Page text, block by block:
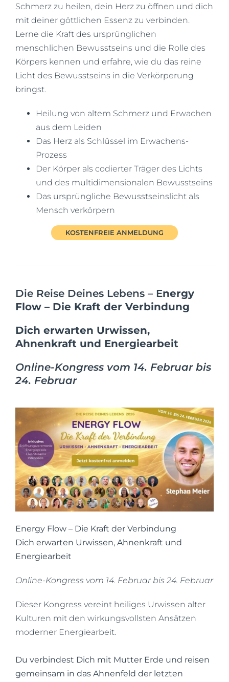
Schmerz zu heilen, dein Herz zu öffnen und dich
mit deiner göttlichen Essenz zu verbinden.
Lerne die Kraft des ursprünglichen
menschlichen Bewusstseins und die Rolle des
Körpers kennen und erfahre, wie du das reine
Licht des Bewusstseins in die Verkörperung
bringst.
Heilung von altem Schmerz und Erwachen
aus dem Leiden
Das Herz als Schlüssel im Erwachens-
Prozess
Der Körper als codierter Träger des Lichts
und des multidimensionalen Bewusstseins
Das ursprüngliche Bewusstseinslicht als
Mensch verkörpern
KOSTENFREIE ANMELDUNG
Die Reise Deines Lebens – Energy
Flow – Die Kraft der Verbindung
Dich erwarten Urwissen,
Ahnenkraft und Energiearbeit
Online-Kongress vom 14. Februar bis
24. Februar
Energy Flow – Die Kraft der Verbindung
Dich erwarten Urwissen, Ahnenkraft und
Energiearbeit
Online-Kongress vom 14. Februar bis 24. Februar
Dieser Kongress vereint heiliges Urwissen alter
Kulturen mit den wirkungsvollsten Ansätzen
moderner Energiearbeit.
Du verbindest Dich mit Mutter Erde und reisen
gemeinsam in das Ahnenfeld der letzten